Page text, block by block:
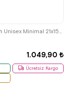
Rakerplus Siyah Unisex Minimal 21x15x5 cm Bel ve Göğüs Çantası
1.049,90 ₺
Ücretsiz Kargo